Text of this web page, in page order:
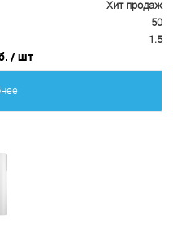
Хит продаж
50
1.5
/ шт